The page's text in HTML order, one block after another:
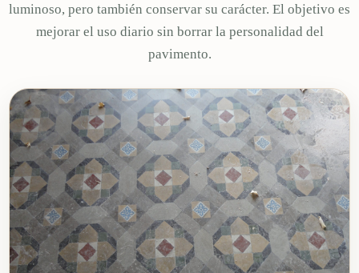
luminoso, pero también conservar su carácter. El objetivo es
mejorar el uso diario sin borrar la personalidad del
pavimento.